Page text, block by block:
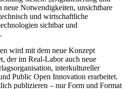
neue Notwendigkeiten, unsichtbare
und wirtschaftliche
sichtbar und
wird mit dem neue Konzept
der im Real-Labor auch neue
interkultureller
Public Open Innovation erarbeitet.
publizieren – nur Form und Format